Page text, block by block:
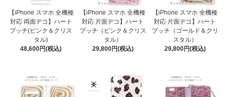
【iPhone スマホ 全機種
対応 両面デコ】ハート
プッチ(ピンク＆クリス
タル)
48,600円(税込)
【iPhone スマホ 全機種
対応 片面デコ】ハート
プッチ（ピンク＆クリス
タル）
29,800円(税込)
【iPhone スマホ 全機種
対応 片面デコ】ハート
プッチ（ゴールド＆クリ
スタル）
29,800円(税込)